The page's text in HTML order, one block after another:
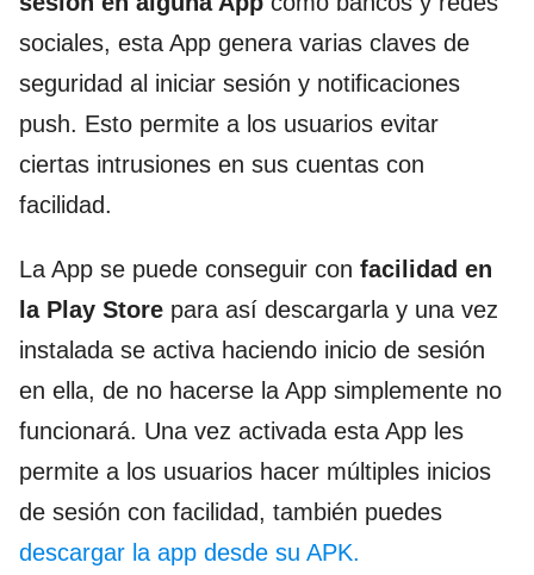
sociales, esta App genera varias claves de
seguridad al iniciar sesión y notificaciones
push. Esto permite a los usuarios evitar
ciertas intrusiones en sus cuentas con
facilidad.
La App se puede conseguir con facilidad en
la Play Store para así descargarla y una vez
instalada se activa haciendo inicio de sesión
en ella, de no hacerse la App simplemente no
funcionará. Una vez activada esta App les
permite a los usuarios hacer múltiples inicios
de sesión con facilidad, también puedes
descargar la app desde su APK.